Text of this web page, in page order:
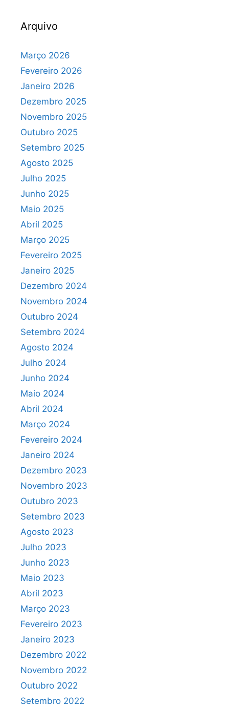
Arquivo
Março 2026
Fevereiro 2026
Janeiro 2026
Dezembro 2025
Novembro 2025
Outubro 2025
Setembro 2025
Agosto 2025
Julho 2025
Junho 2025
Maio 2025
Abril 2025
Março 2025
Fevereiro 2025
Janeiro 2025
Dezembro 2024
Novembro 2024
Outubro 2024
Setembro 2024
Agosto 2024
Julho 2024
Junho 2024
Maio 2024
Abril 2024
Março 2024
Fevereiro 2024
Janeiro 2024
Dezembro 2023
Novembro 2023
Outubro 2023
Setembro 2023
Agosto 2023
Julho 2023
Junho 2023
Maio 2023
Abril 2023
Março 2023
Fevereiro 2023
Janeiro 2023
Dezembro 2022
Novembro 2022
Outubro 2022
Setembro 2022